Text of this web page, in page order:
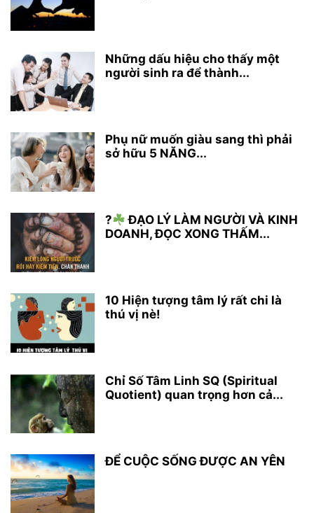
Những dấu hiệu cho thấy một
người sinh ra để thành...
Phụ nữ muốn giàu sang thì phải
sở hữu 5 NĂNG...
?
ĐẠO LÝ LÀM NGƯỜI VÀ KINH
DOANH, ĐỌC XONG THẤM...
10 Hiện tượng tâm lý rất chi là
thú vị nè!
Chỉ Số Tâm Linh SQ (Spiritual
Quotient) quan trọng hơn cả...
ĐỂ CUỘC SỐNG ĐƯỢC AN YÊN